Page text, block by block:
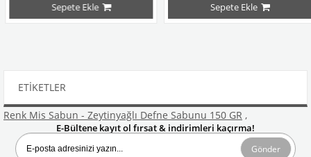
Sepete Ekle Sepete Ekle
ETIKETLER
Renk Mis Sabun - Zeytinyağlı Defne Sabunu 150 GR ,
E-Bültene kayıt ol fırsat & indirimleri kaçırma!
Gönder